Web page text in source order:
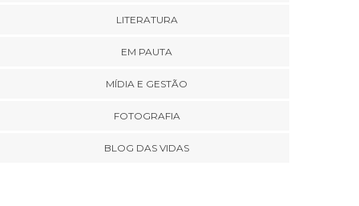
LITERATURA
EM PAUTA
MÍDIA E GESTÃO
FOTOGRAFIA
BLOG DAS VIDAS